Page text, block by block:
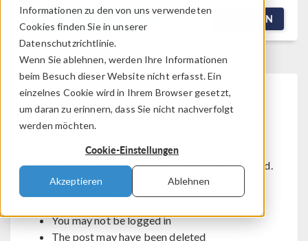
Informationen zu den von uns verwendeten
Cookies finden Sie in unserer
Datenschutzrichtlinie.
Wenn Sie ablehnen, werden Ihre Informationen
beim Besuch dieser Website nicht erfasst. Ein
einzelnes Cookie wird in Ihrem Browser gesetzt,
um daran zu erinnern, dass Sie nicht nachverfolgt
werden möchten.
Cookie-Einstellungen
Akzeptieren Ablehnen
FILTERN
This forum post cannot be
viewed
The post you are trying to view cannot be displayed.
You may not be logged in
The post may have been deleted